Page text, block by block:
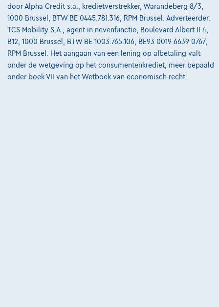
NIEUWE PRIJS
door Alpha Credit s.a., kredietverstrekker, Warandeberg 8/3,
1000 Brussel, BTW BE 0445.781.316, RPM Brussel. Adverteerder:
TCS Mobility S.A., agent in nevenfunctie, Boulevard Albert II 4,
B12, 1000 Brussel, BTW BE 1003.765.106, BE93 0019 6639 0767,
RPM Brussel. Het aangaan van een lening op afbetaling valt
onder de wetgeving op het consumentenkrediet, meer bepaald
onder boek VII van het Wetboek van economisch recht.